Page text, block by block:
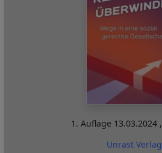
1. Auflage 13.03.2024 ,
Unrast Verlag